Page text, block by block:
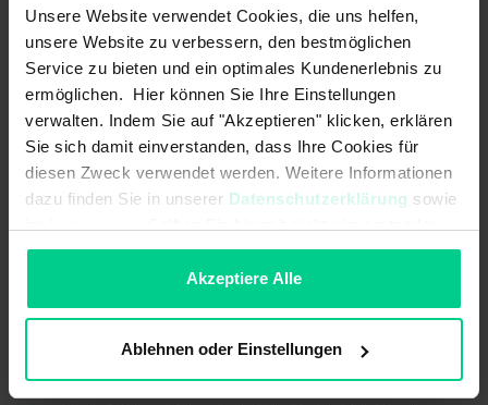
Unsere Website verwendet Cookies, die uns helfen,
unsere Website zu verbessern, den bestmöglichen
Service zu bieten und ein optimales Kundenerlebnis zu
ermöglichen. Hier können Sie Ihre Einstellungen
verwalten. Indem Sie auf "Akzeptieren" klicken, erklären
Sie sich damit einverstanden, dass Ihre Cookies für
diesen Zweck verwendet werden. Weitere Informationen
dazu finden Sie in unserer Datenschutzerklärung sowie
sein, können Sie die Verwendung von Cookies hier
Akzeptiere Alle
Ablehnen oder Einstellungen
verkauft. Diese müssen separat gekauft werden (Art.Nr.
878598VPE4).
Produktmerkmale
Gerätevariante (je nach Variante unterschiedlich)
- mehr Funktionen bei weniger Platzbedarf im Schaltschrank – das
- manipulationssicher aufgrund definierter und validierter
Konfiguration durch elobau